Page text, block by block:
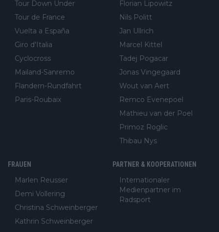
Tour Down Under
Tour de France
Vuelta a España
Giro d'Italia
Cyclocross
Mailand-Sanremo
Flandern-Rundfahrt
Paris-Roubaix
Florian Lipowitz
Nils Politt
Jan Ullrich
Marcel Kittel
Tadej Pogacar
Jonas Vingegaard
Wout van Aert
Remco Evenepoel
Mathieu van der Poel
Primoz Roglic
Thibau Nys
FRAUEN
Marlen Reusser
Demi Vollering
Christina Schweinberger
Kathrin Schweinberger
PARTNER & KOOPERATIONEN
Internationaler
Medienpartner im
Radsport